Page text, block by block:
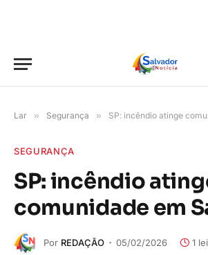
Lar » Segurança » SP: incêndio atinge
SEGURANÇA
SP: incêndio
comunidade em
Por REDAÇÃO 05/02/2026 1